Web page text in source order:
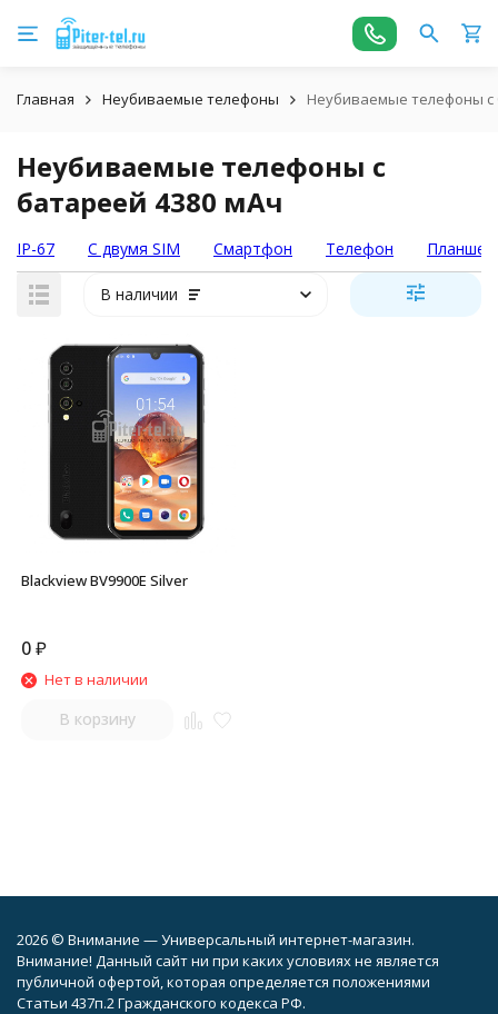
Главная Неубиваемые телефоны Неубиваемые телефоны с
Неубиваемые телефоны с
батареей 4380 мАч
IP-67 С двумя SIM Смартфон Телефон Планшет
В наличии
Blackview BV9900E Silver
0₽
Нет в наличии
В корзину
2026 © Внимание — Универсальный интернет-магазин.
Внимание! Данный сайт ни при каких условиях не является
публичной офертой, которая определяется положениями
Статьи 437п.2 Гражданского кодекса РФ.